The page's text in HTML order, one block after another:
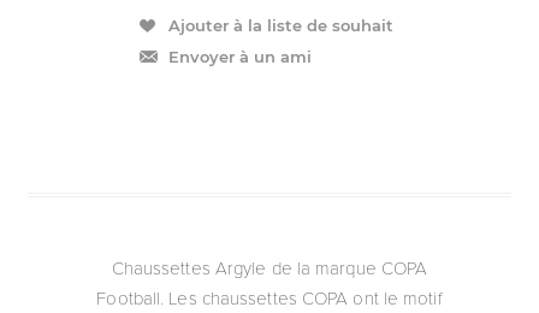
Ajouter à la liste de souhait
Envoyer à un ami
Chaussettes Argyle de la marque COPA
Football. Les chaussettes COPA ont le motif